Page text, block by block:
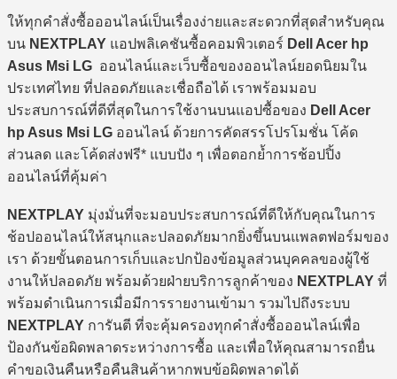
ให้ทุกคำสั่งซื้อออนไลน์เป็นเรื่องง่ายและสะดวกที่สุดสำหรับคุณ
บน NEXTPLAY แอปพลิเคชันซื้อคอมพิวเตอร์ Dell Acer hp
Asus Msi LG ออนไลน์และเว็บซื้อของออนไลน์ยอดนิยมใน
ประเทศไทย ที่ปลอดภัยและเชื่อถือได้ เราพร้อมมอบ
ประสบการณ์ที่ดีที่สุดในการใช้งานบนแอปซื้อของ Dell Acer
hp Asus Msi LG ออนไลน์ ด้วยการคัดสรรโปรโมชั่น โค้ด
ส่วนลด และโค้ดส่งฟรี* แบบปัง ๆ เพื่อตอกย้ำการช้อปปิ้ง
ออนไลน์ที่คุ้มค่า
NEXTPLAY มุ่งมั่นที่จะมอบประสบการณ์ที่ดีให้กับคุณในการ
ช้อปออนไลน์ให้สนุกและปลอดภัยมากยิ่งขึ้นบนแพลตฟอร์มของ
เรา ด้วยขั้นตอนการเก็บและปกป้องข้อมูลส่วนบุคคลของผู้ใช้
งานให้ปลอดภัย พร้อมด้วยฝ่ายบริการลูกค้าของ NEXTPLAY ที่
พร้อมดำเนินการเมื่อมีการรายงานเข้ามา รวมไปถึงระบบ
NEXTPLAY การันตี ที่จะคุ้มครองทุกคำสั่งซื้อออนไลน์เพื่อ
ป้องกันข้อผิดพลาดระหว่างการซื้อ และเพื่อให้คุณสามารถยื่น
คำขอเงินคืนหรือคืนสินค้าหากพบข้อผิดพลาดได้